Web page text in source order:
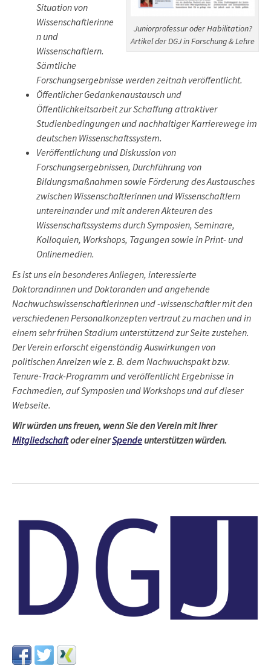
Juniorprofessur oder Habilitation?
Artikel der DGJ in Forschung & Lehre
Situation von
Wissenschaftlerinne
n und
Wissenschaftlern.
Sämtliche
Forschungsergebnisse werden zeitnah veröffentlicht.
Öffentlicher Gedankenaustausch und
Öffentlichkeitsarbeit zur Schaffung attraktiver
Studienbedingungen und nachhaltiger Karrierewege im
deutschen Wissenschaftssystem.
Veröffentlichung und Diskussion von
Forschungsergebnissen, Durchführung von
Bildungsmaßnahmen sowie Förderung des Austausches
zwischen Wissenschaftlerinnen und Wissenschaftlern
untereinander und mit anderen Akteuren des
Wissenschaftssystems durch Symposien, Seminare,
Kolloquien, Workshops, Tagungen sowie in Print- und
Onlinemedien.
Es ist uns ein besonderes Anliegen, interessierte
Doktorandinnen und Doktoranden und angehende
Nachwuchswissenschaftlerinnen und -wissenschaftler mit den
verschiedenen Personalkonzepten vertraut zu machen und in
einem sehr frühen Stadium unterstützend zur Seite zustehen.
Der Verein erforscht eigenständig Auswirkungen von
politischen Anreizen wie z. B. dem Nachwuchspakt bzw.
Tenure-Track-Programm und veröffentlicht Ergebnisse in
Fachmedien, auf Symposien und Workshops und auf dieser
Webseite.
Wir würden uns freuen, wenn Sie den Verein mit Ihrer
Mitgliedschaftoder einerSpende unterstützen würden.